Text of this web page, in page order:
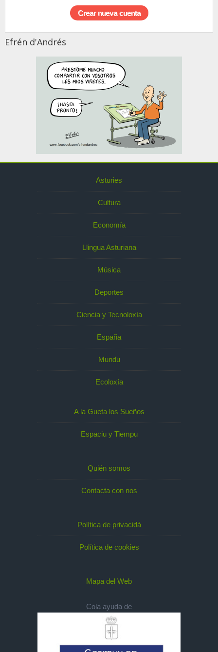
Efrén d'Andrés
Asturies
Cultura
Economía
Llingua Asturiana
Música
Deportes
Ciencia y Tecnoloxía
España
Mundu
Ecoloxía
A la Gueta los Sueños
Espaciu y Tiempu
Quién somos
Contacta con nos
Política de privacidá
Política de cookies
Mapa del Web
Cola ayuda de